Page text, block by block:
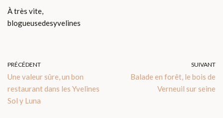
À très vite,
blogueusedesyvelines
PRÉCÉDENT
Une valeur sûre, un bon
restaurant dans les Yvelines
Sol y Luna
SUIVANT
Balade en forêt, le bois de
Verneuil sur seine